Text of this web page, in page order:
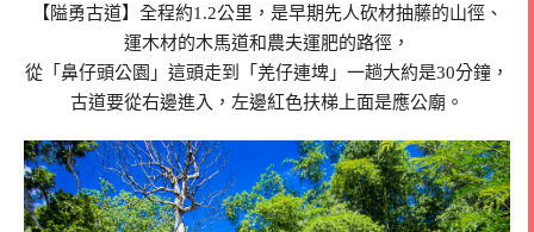
【隘勇古道】全程約1.2公里，是早期先人砍材抽藤的山徑、
運木材的木馬道和農夫運肥的路徑，
從「鼻仔頭公園」這頭走到「羌仔連埤」一趟大約是30分鐘，
古道要從右邊進入，左邊紅色扶梯上面是應公廟。